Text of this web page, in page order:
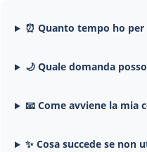
⏰ Quanto tempo ho
🌙 Quale domanda
📧 Come avviene la mia
✨ Cosa succede se non